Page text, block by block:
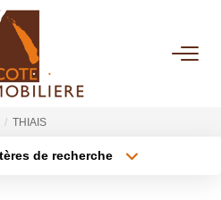
THIAIS
de recherche